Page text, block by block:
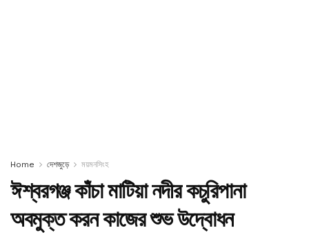
Home দেশজুড়ে ময়মনসিংহ
ঈশ্বরগঞ্জ কাঁচা মাটিয়া নদীর কচুরিপানা
অবমুক্ত করন কাজের শুভ উদ্বোধন